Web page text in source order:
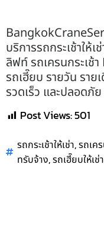
บริการรถกระเช้าให้
ลิฟท์ รถเครนกระเ
รถเฮี๊ยบ รายวัน รา
รวดเร็ว และปลอดภัย
Post Views:501
รถกระเช้าให้เช่า,รถเค
ทรับจ้าง,รถเฮี๊ยบให้เช่า